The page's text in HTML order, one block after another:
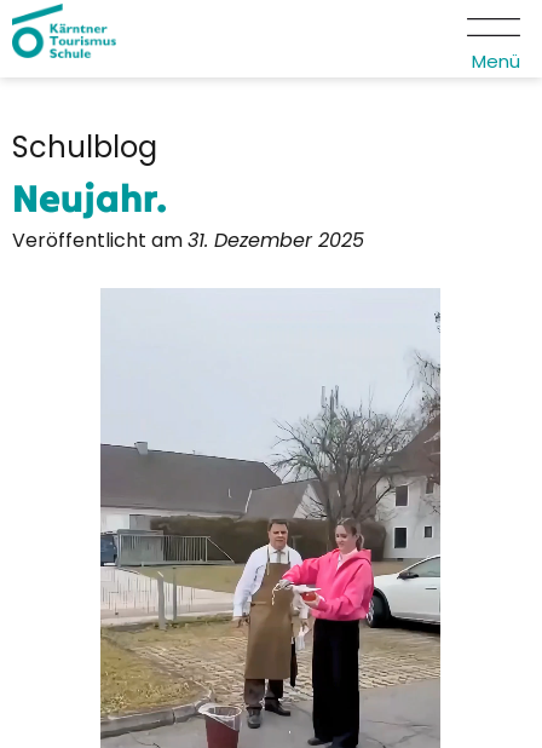
Menü
Schulblog
Neujahr.
Veröffentlicht am31. Dezember 2025